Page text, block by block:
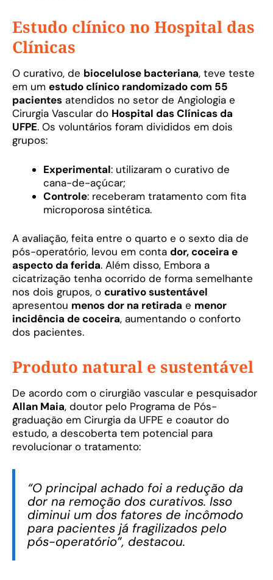
Estudo clínico no Hospital das
Clínicas
O curativo, de biocelulose bacteriana, teve teste
em um estudo clínico randomizado com 55
pacientes atendidos no setor de Angiologia e
Cirurgia Vascular do Hospital das Clínicas da
UFPE. Os voluntários foram divididos em dois
grupos:
Experimental: utilizaram o curativo de
cana-de-açúcar;
Controle: receberam tratamento com fita
microporosa sintética.
A avaliação, feita entre o quarto e o sexto dia de
pós-operatório, levou em conta dor, coceira e
aspecto da ferida. Além disso, Embora a
cicatrização tenha ocorrido de forma semelhante
nos dois grupos, o curativo sustentável
apresentou menos dor na retirada e menor
incidência de coceira, aumentando o conforto
dos pacientes.
Produto natural e sustentável
De acordo com o cirurgião vascular e pesquisador
Allan Maia, doutor pelo Programa de Pós-
graduação em Cirurgia da UFPE e coautor do
estudo, a descoberta tem potencial para
revolucionar o tratamento:
“O principal achado foi a redução da
dor na remoção dos curativos. Isso
diminui um dos fatores de incômodo
para pacientes já fragilizados pelo
pós-operatório”, destacou.